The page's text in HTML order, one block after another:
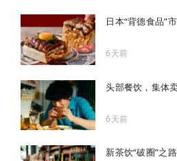
日本“背德食品”
6天前
头部餐饮，集体
6天前
新茶饮“破圈”之